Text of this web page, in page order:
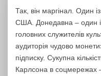
Так, він маргінал. Один
США. Донедавна – один із
головних служителів
аудиторія чудово
підписку. Сукупна
Карлсона в соцмережах